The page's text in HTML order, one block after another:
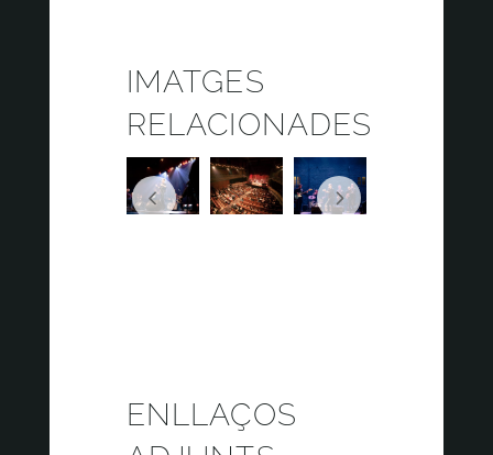
IMATGES
RELACIONADES
ENLLAÇOS